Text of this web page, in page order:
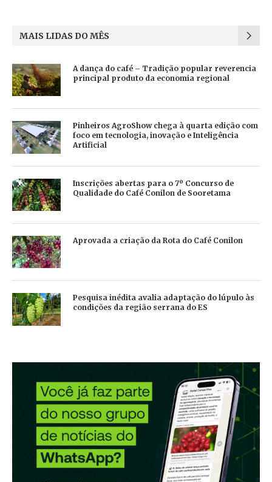
MAIS LIDAS DO MÊS
A dança do café – Tradição popular reverencia
principal produto da economia regional
Pinheiros AgroShow chega à quarta edição com
foco em tecnologia, inovação e Inteligência
Artificial
Inscrições abertas para o 7º Concurso de
Qualidade do Café Conilon de Sooretama
Aprovada a criação da Rota do Café Conilon
Pesquisa inédita avalia adaptação do lúpulo às
condições da região serrana do ES